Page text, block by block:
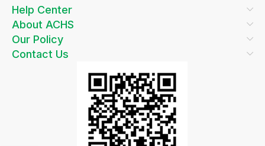
Help Center
About ACHS
Our Policy
Contact Us